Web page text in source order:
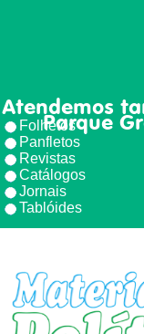
Parque
Atendemos
Folhetos
Panfletos
Revistas
Catálogos
Jornais
Tablóides